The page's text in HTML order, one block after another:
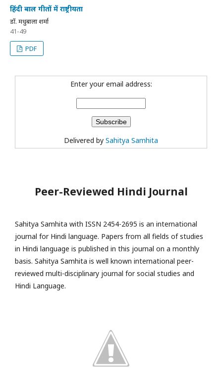
हिंदी बाल गीतों में राष्ट्रीयता
डॉ. मधुबाला शर्मा
41-49
PDF
Enter your email address:
Delivered by Sahitya Samhita
Peer-Reviewed Hindi Journal
Sahitya Samhita with ISSN 2454-2695 is an international
journal for Hindi language. Papers from all fields of studies
in Hindi language is published in this journal on a monthly
basis. Sahitya Samhita is well known international peer-
reviewed multi-disciplinary journal for social studies and
Hindi Language.